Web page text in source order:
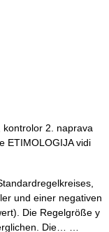
2. naprava
ETIMOLOGIJA vidi
und einer negativen
Die Regelgröße y
Die… …